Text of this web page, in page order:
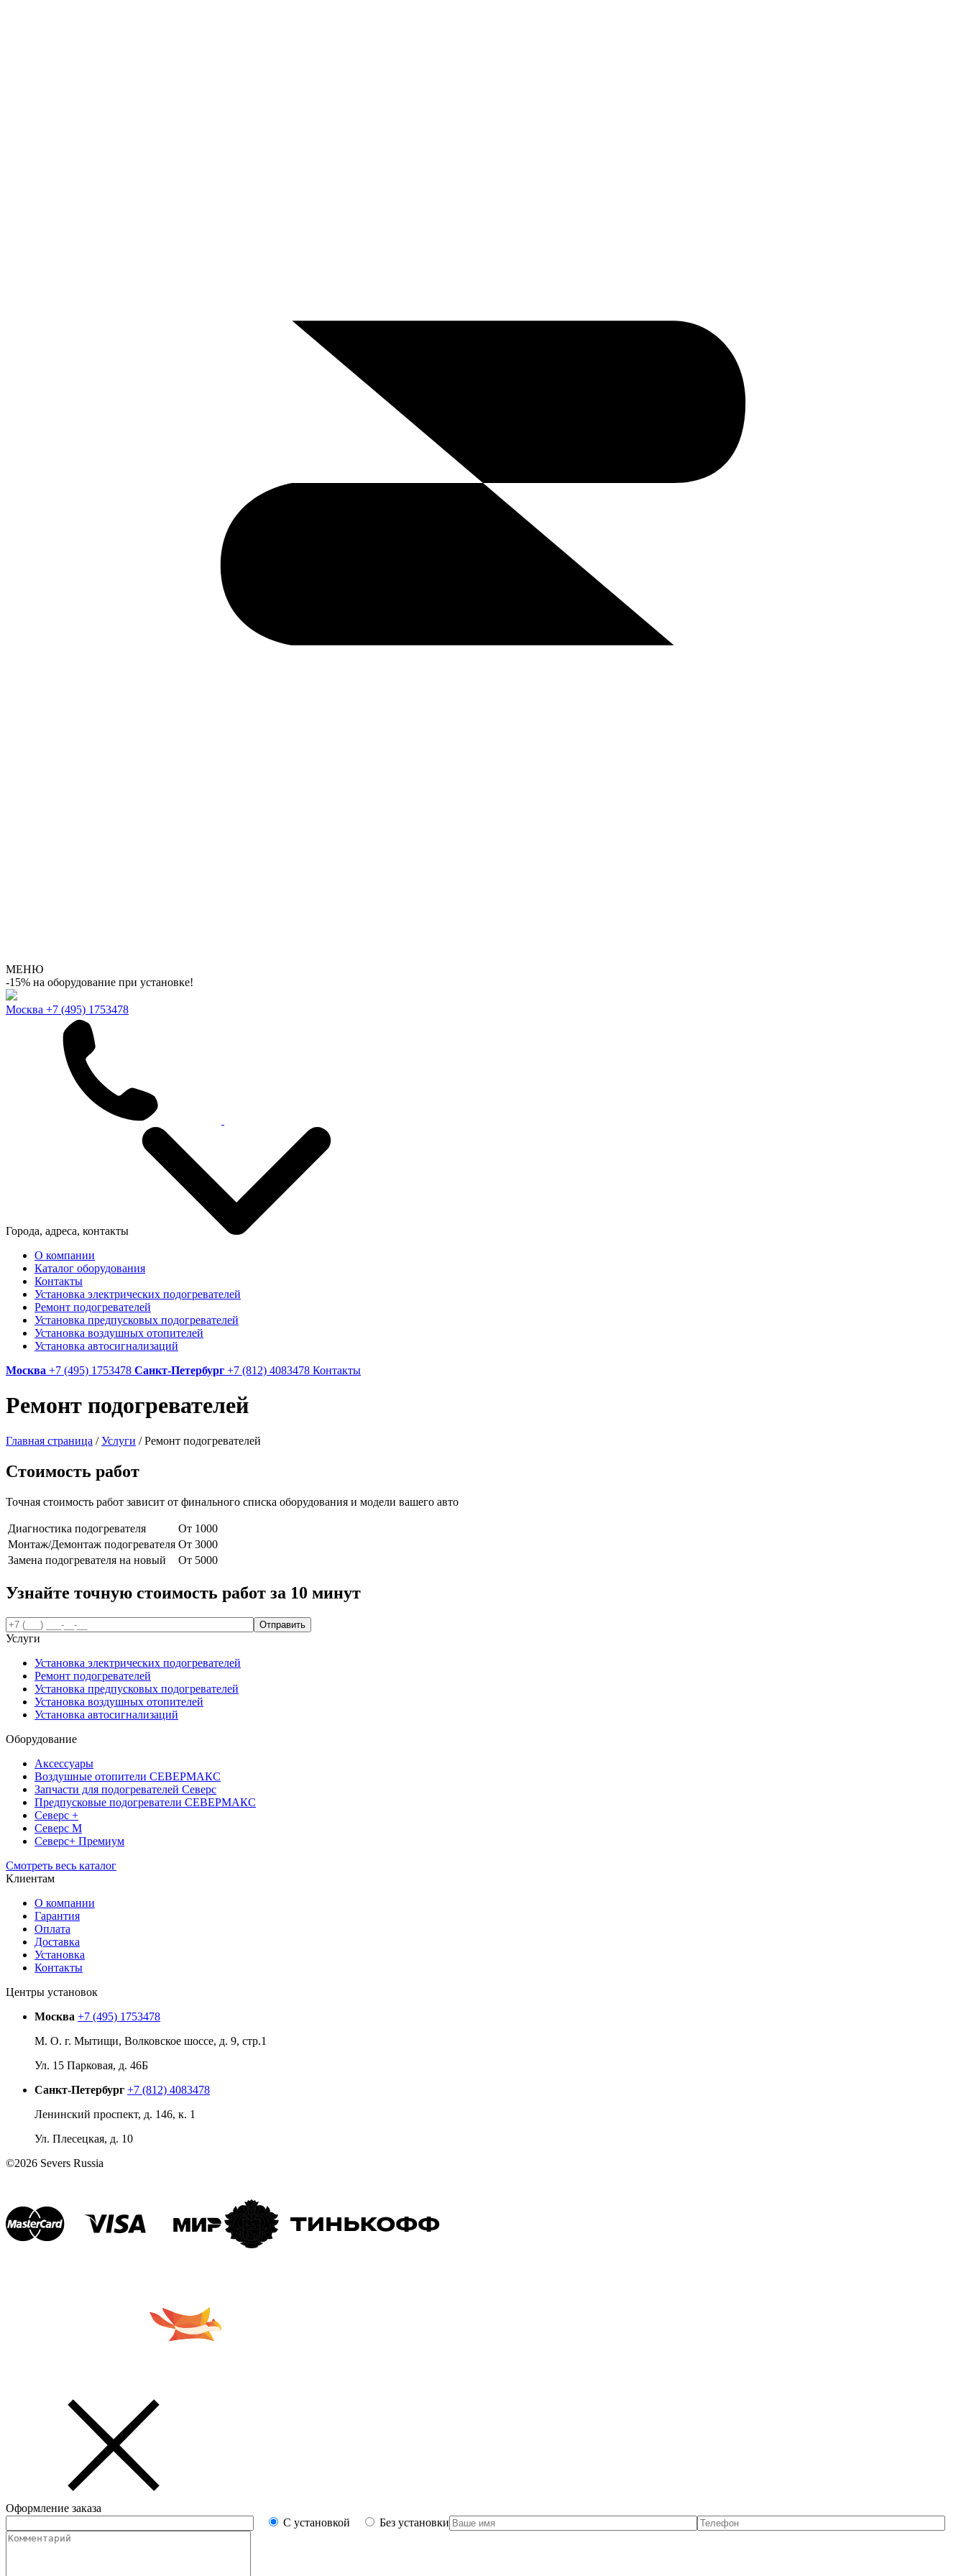
МЕНЮ
-15% на оборудование при установке!
Москва +7 (495) 1753478
Города, адреса, контакты
О компании
Каталог оборудования
Контакты
Установка электрических подогревателей
Ремонт подогревателей
Установка предпусковых подогревателей
Установка воздушных отопителей
Установка автосигнализаций
Москва +7 (495) 1753478 Санкт-Петербург +7 (812) 4083478 Контакты
Ремонт подогревателей
Главная страница / Услуги / Ремонт подогревателей
Стоимость работ
Точная стоимость работ зависит от финального списка оборудования и модели вашего авто
Диагностика подогревателя
От 1000
Монтаж/Демонтаж подогревателя От 3000
Замена подогревателя на новый
От 5000
Узнайте точную стоимость работ за 10 минут
Услуги
Установка электрических подогревателей
Ремонт подогревателей
Установка предпусковых подогревателей
Установка воздушных отопителей
Установка автосигнализаций
Оборудование
Аксессуары
Воздушные отопители СЕВЕРМАКС
Запчасти для подогревателей Северс
Предпусковые подогреватели СЕВЕРМАКС
Северс +
Северс М
Северс+ Премиум
Смотреть весь каталог
Клиентам
О компании
Гарантия
Оплата
Доставка
Установка
Контакты
Центры установок
Москва +7 (495) 1753478
М. О. г. Мытищи, Волковское шоссе, д. 9, стр.1
Ул. 15 Парковая, д. 46Б
Санкт-Петербург +7 (812) 4083478
Ленинский проспект, д. 146, к. 1
Ул. Плесецкая, д. 10
©2026 Severs Russia
Оформление заказа
С установкой
Без установки